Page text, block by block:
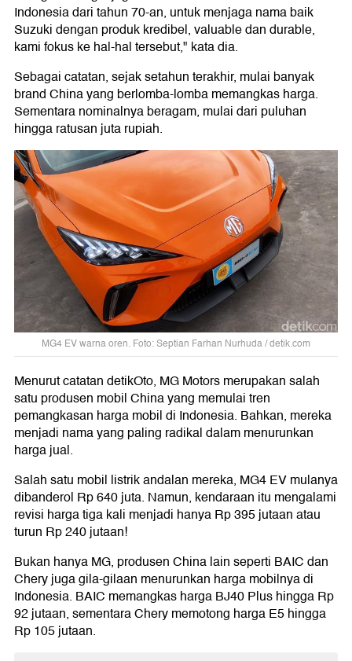
Indonesia dari tahun 70-an, untuk menjaga nama baik
Suzuki dengan produk kredibel, valuable dan durable,
kami fokus ke hal-hal tersebut," kata dia.
Sebagai catatan, sejak setahun terakhir, mulai banyak
brand China yang berlomba-lomba memangkas harga.
Sementara nominalnya beragam, mulai dari puluhan
hingga ratusan juta rupiah.
MG4 EV warna oren. Foto: Septian Farhan Nurhuda / detik.com
Menurut catatan detikOto, MG Motors merupakan salah
satu produsen mobil China yang memulai tren
pemangkasan harga mobil di Indonesia. Bahkan, mereka
menjadi nama yang paling radikal dalam menurunkan
harga jual.
Salah satu mobil listrik andalan mereka, MG4 EV mulanya
dibanderol Rp 640 juta. Namun, kendaraan itu mengalami
revisi harga tiga kali menjadi hanya Rp 395 jutaan atau
turun Rp 240 jutaan!
Bukan hanya MG, produsen China lain seperti BAIC dan
Chery juga gila-gilaan menurunkan harga mobilnya di
Indonesia. BAIC memangkas harga BJ40 Plus hingga Rp
92 jutaan, sementara Chery memotong harga E5 hingga
Rp 105 jutaan.